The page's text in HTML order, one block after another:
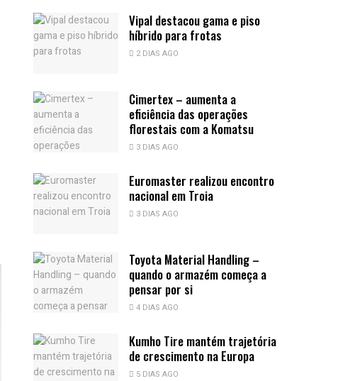
Vipal destacou gama e piso
híbrido para frotas
2 DIAS AGO
Cimertex – aumenta a
eficiência das operações
florestais com a Komatsu
3 DIAS AGO
Euromaster realizou encontro
nacional em Troia
3 DIAS AGO
Toyota Material Handling –
quando o armazém começa a
pensar por si
4 DIAS AGO
Kumho Tire mantém trajetória
de crescimento na Europa
5 DIAS AGO